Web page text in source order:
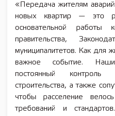
«Передача жителям
новых квартир — это
основательной работы
правительства,
муниципалитетов. Как для
важное событие.
постоянный
строительства, а также
чтобы расселение
требований и